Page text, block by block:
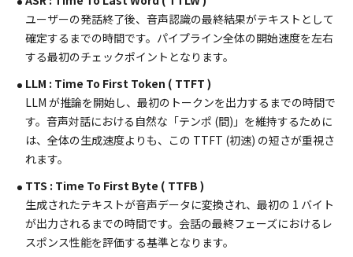
ユーザーの発話終了後、音声認識の最終結果がテキストとして
確定するまでの時間です。パイプライン全体の開始速度を左右
する最初のチェックポイントとなります。
LLM : Time To First Token ( TTFT )
LLM が推論を開始し、最初のトークンを出力するまでの時間で
す。音声対話における自然な「テンポ (間)」を維持するために
は、全体の生成速度よりも、この TTFT (初速) の短さが重視さ
れます。
TTS : Time To First Byte ( TTFB )
生成されたテキストが音声データに変換され、最初の 1 バイト
が出力されるまでの時間です。会話の最終フェーズにおけるレ
スポンス性能を評価する基準となります。